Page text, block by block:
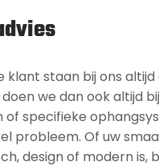
klant staan bij ons
we dan ook altijd
of specifieke
probleem. Of uw
design of modern is,